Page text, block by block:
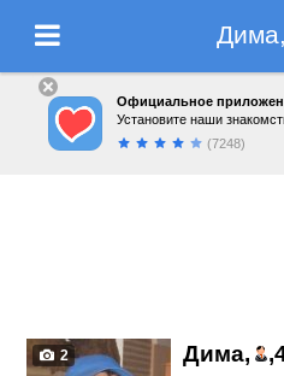
Официальное
Установите наши
(7248)
2 Дима, ,